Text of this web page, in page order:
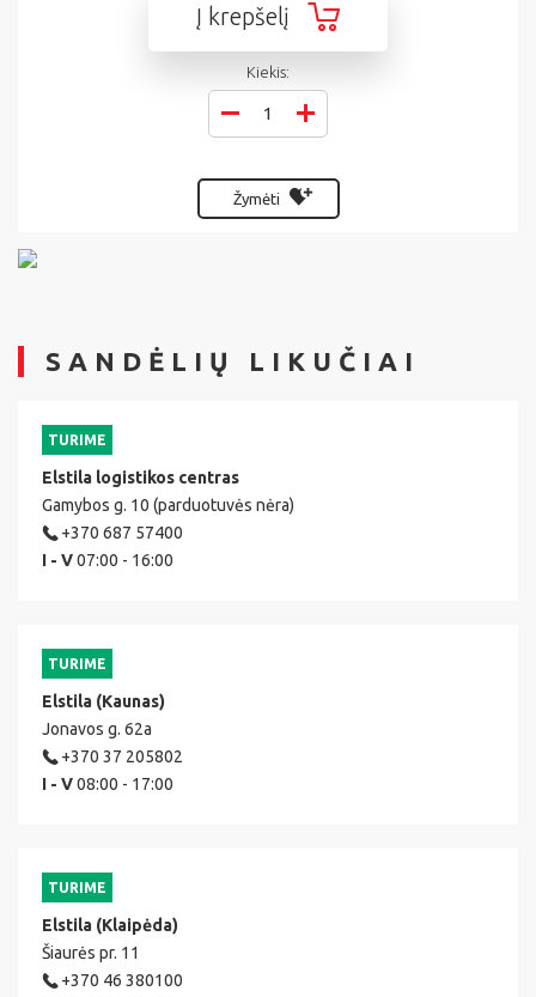
Į krepšelį
Kiekis:
Žymėti
SANDĖLIŲ LIKUČIAI
TURIME
Elstila logistikos centras
Gamybos g. 10 (parduotuvės nėra)
+370 687 57400
I - V07:00 - 16:00
TURIME
Elstila (Kaunas)
Jonavos g. 62a
+370 37 205802
I - V08:00 - 17:00
TURIME
Elstila (Klaipėda)
Šiaurės pr. 11
+370 46 380100